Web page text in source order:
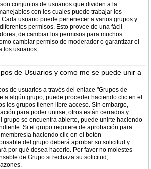
conjuntos de usuarios que dividen a la
con los cuales puede trabajar los
usuario puede pertenecer a varios grupos y
permisos. Esto provee de una fácil
de cambiar los permisos para muchos
cambiar permiso de moderador o garantizar el
los usuarios.
de Usuarios y como me se puede unir a
de usuarios a través del enlace "Grupos de
a algún grupo, puede proceder haciendo clic en el
los grupos tienen libre acceso. Sin embargo,
para poder unirse, otros están cerrados y
grupo se encuentra abierto, puede unirte haciendo
Si el grupo requiere de aprobación para
haciendo clic en el botón
del grupo deberá aprobar su solicitud y
por qué desea hacerlo. Por favor no molestes
de Grupo si rechaza su solicitud;